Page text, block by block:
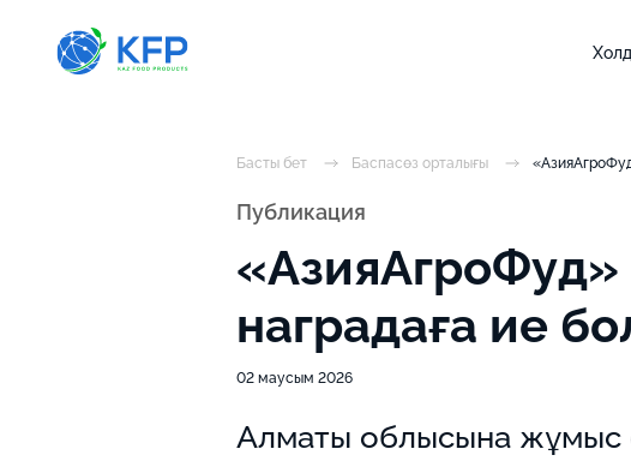
Басты бет Баспасөз орталығы
Публикация
«АзияАгроФуд»
наградаға ие
02 маусым 2026
Алматы облысына жұмыс